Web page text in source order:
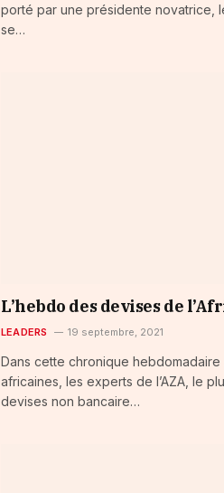
porté par une présidente novatrice,
se…
L’hebdo des devises de
LEADERS 19 septembre, 2021
Dans cette chronique hebdomadaire
africaines, les experts de l’AZA, le
devises non bancaire…